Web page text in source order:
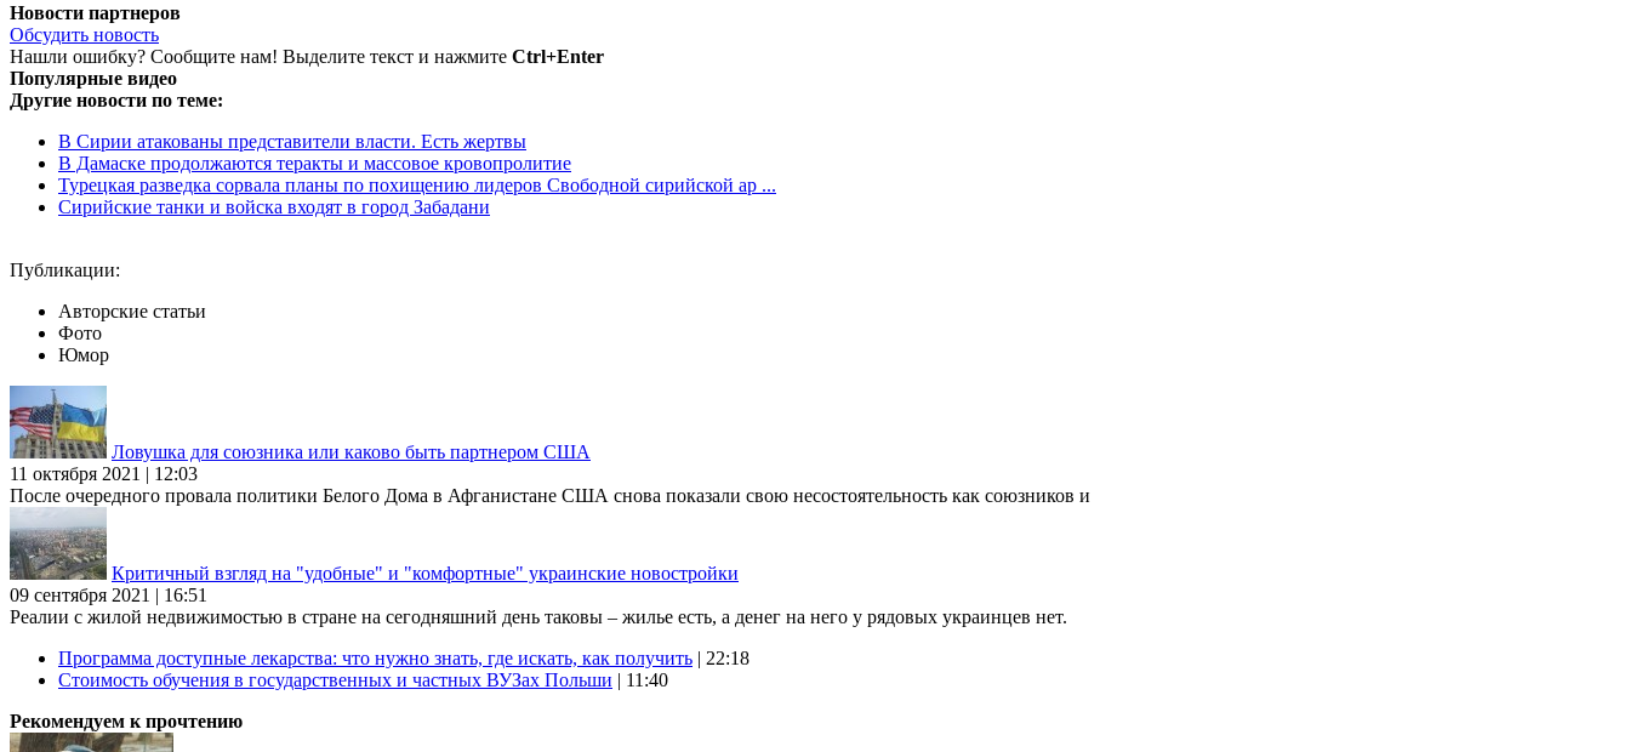
Новости партнеров
Обсудить новость
Нашли ошибку? Сообщите нам! Выделите текст и нажмите Ctrl+Enter
Популярные видео
Другие новости по теме:
В Сирии атакованы представители власти. Есть жертвы
В Дамаске продолжаются теракты и массовое кровопролитие
Турецкая разведка сорвала планы по похищению лидеров Свободной сирийской ар ...
Сирийские танки и войска входят в город Забадани
Публикации:
Авторские статьи
Фото
Юмор
Ловушка для союзника или каково быть партнером США
11 октября 2021 | 12:03
После очередного провала политики Белого Дома в Афганистане США снова показали свою несостоятельность как союзников и
Критичный взгляд на "удобные" и "комфортные" украинские новостройки
09 сентября 2021 | 16:51
Реалии с жилой недвижимостью в стране на сегодняшний день таковы – жилье есть, а денег на него у рядовых украинцев нет.
Программа доступные лекарства: что нужно знать, где искать, как получить | 22:18
Стоимость обучения в государственных и частных ВУЗах Польши | 11:40
Рекомендуем к прочтению